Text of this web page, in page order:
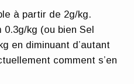
à partir de 2g/kg.
0.3g/kg (ou bien Sel
en diminuant d’autant
comment s’en